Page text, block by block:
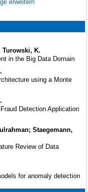
erweitern
Turowski, K.
in the Big Data Domain
using a Monte
Detection Application
Staegemann,
Review of Data
for anomaly detection